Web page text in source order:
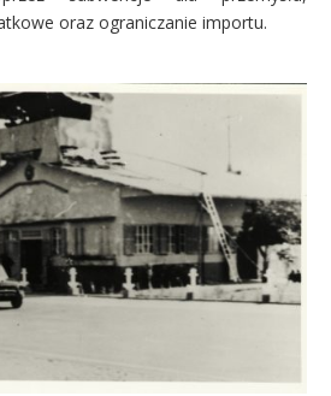
oraz ograniczanie importu.